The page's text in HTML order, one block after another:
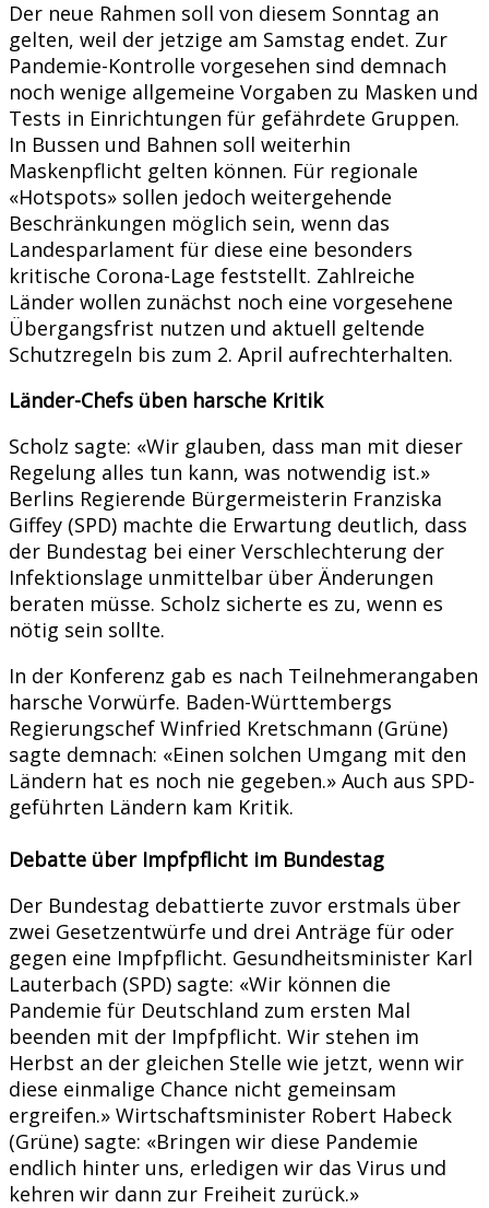
Der neue Rahmen soll von diesem Sonntag an
gelten, weil der jetzige am Samstag endet. Zur
Pandemie-Kontrolle vorgesehen sind demnach
noch wenige allgemeine Vorgaben zu Masken und
Tests in Einrichtungen für gefährdete Gruppen.
In Bussen und Bahnen soll weiterhin
Maskenpflicht gelten können. Für regionale
«Hotspots» sollen jedoch weitergehende
Beschränkungen möglich sein, wenn das
Landesparlament für diese eine besonders
kritische Corona-Lage feststellt. Zahlreiche
Länder wollen zunächst noch eine vorgesehene
Übergangsfrist nutzen und aktuell geltende
Schutzregeln bis zum 2. April aufrechterhalten.
Länder-Chefs üben harsche Kritik
Scholz sagte: «Wir glauben, dass man mit dieser
Regelung alles tun kann, was notwendig ist.»
Berlins Regierende Bürgermeisterin Franziska
Giffey (SPD) machte die Erwartung deutlich, dass
der Bundestag bei einer Verschlechterung der
Infektionslage unmittelbar über Änderungen
beraten müsse. Scholz sicherte es zu, wenn es
nötig sein sollte.
In der Konferenz gab es nach Teilnehmerangaben
harsche Vorwürfe. Baden-Württembergs
Regierungschef Winfried Kretschmann (Grüne)
sagte demnach: «Einen solchen Umgang mit den
Ländern hat es noch nie gegeben.» Auch aus SPD-
geführten Ländern kam Kritik.
Debatte über Impfpflicht im Bundestag
Der Bundestag debattierte zuvor erstmals über
zwei Gesetzentwürfe und drei Anträge für oder
gegen eine Impfpflicht. Gesundheitsminister Karl
Lauterbach (SPD) sagte: «Wir können die
Pandemie für Deutschland zum ersten Mal
beenden mit der Impfpflicht. Wir stehen im
Herbst an der gleichen Stelle wie jetzt, wenn wir
diese einmalige Chance nicht gemeinsam
ergreifen.» Wirtschaftsminister Robert Habeck
(Grüne) sagte: «Bringen wir diese Pandemie
endlich hinter uns, erledigen wir das Virus und
kehren wir dann zur Freiheit zurück.»